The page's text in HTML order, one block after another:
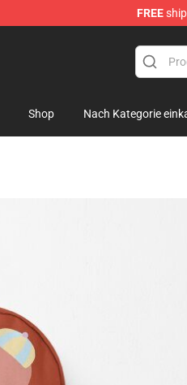
FREE
Shop Nach Kategorie